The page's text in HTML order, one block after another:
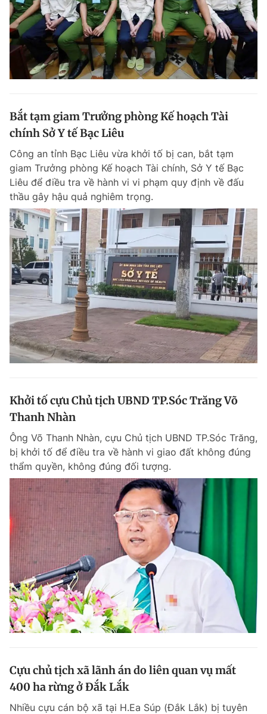
Bắt tạm giam Trưởng phòng Kế hoạch Tài
chính Sở Y tế Bạc Liêu
Công an tỉnh Bạc Liêu vừa khởi tố bị can, bắt tạm
giam Trưởng phòng Kế hoạch Tài chính, Sở Y tế Bạc
Liêu để điều tra về hành vi vi phạm quy định về đấu
thầu gây hậu quả nghiêm trọng.
Khởi tố cựu Chủ tịch UBND TP.Sóc Trăng Võ
Thanh Nhàn
Ông Võ Thanh Nhàn, cựu Chủ tịch UBND TP.Sóc Trăng,
bị khởi tố để điều tra về hành vi giao đất không đúng
thẩm quyền, không đúng đối tượng.
Cựu chủ tịch xã lãnh án do liên quan vụ mất
400 ha rừng ở Đắk Lắk
Nhiều cựu cán bộ xã tại H.Ea Súp (Đắk Lắk) bị tuyên